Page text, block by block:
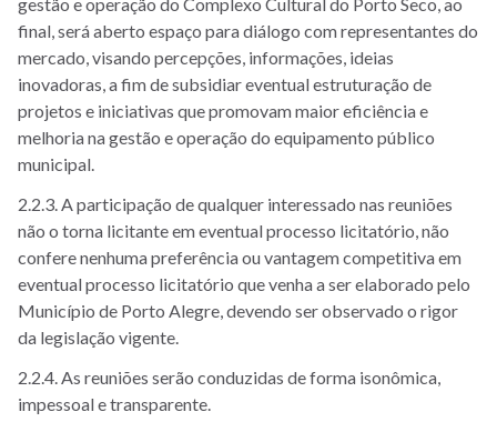
final, será aberto espaço para diálogo com representantes do
mercado, visando percepções, informações, ideias
inovadoras, a fim de subsidiar eventual estruturação de
projetos e iniciativas que promovam maior eficiência e
melhoria na gestão e operação do equipamento público
municipal.
2.2.3. A participação de qualquer interessado nas reuniões
não o torna licitante em eventual processo licitatório, não
confere nenhuma preferência ou vantagem competitiva em
eventual processo licitatório que venha a ser elaborado pelo
Município de Porto Alegre, devendo ser observado o rigor
da legislação vigente.
2.2.4. As reuniões serão conduzidas de forma isonômica,
impessoal e transparente.